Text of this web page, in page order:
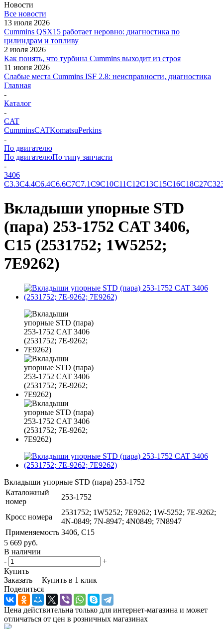
Новости
Все новости
13 июля 2026
Cummins QSX15 работает неровно: диагностика по
цилиндрам и топливу
2 июля 2026
Как понять, что турбина Cummins выходит из строя
11 июня 2026
Слабые места Cummins ISF 2.8: неисправности, диагностика
Главная
-
Каталог
-
CAT
CumminsCATKomatsuPerkins
-
По двигателю
По двигателюПо типу запчасти
-
3406
C3.3C4.4C6.4C6.6C7C7.1C9C10C11C12C13C15C16C18C27C32
Вкладыши упорные STD
(пара) 253-1752 CAT 3406,
C15 (2531752; 1W5252;
7E9262)
Вкладыши упорные STD (пара) 253-1752
Каталожный
номер
253-1752
Кросс номера
2531752; 1W5252; 7E9262; 1W-5252; 7E-9262;
4N-0849; 7N-8947; 4N0849; 7N8947
Применяемость 3406, C15
5 669 руб.
В наличии
-
+
Купить
Заказать
Купить в 1 клик
Поделиться
Цена действительна только для интернет-магазина и может
отличаться от цен в розничных магазинах